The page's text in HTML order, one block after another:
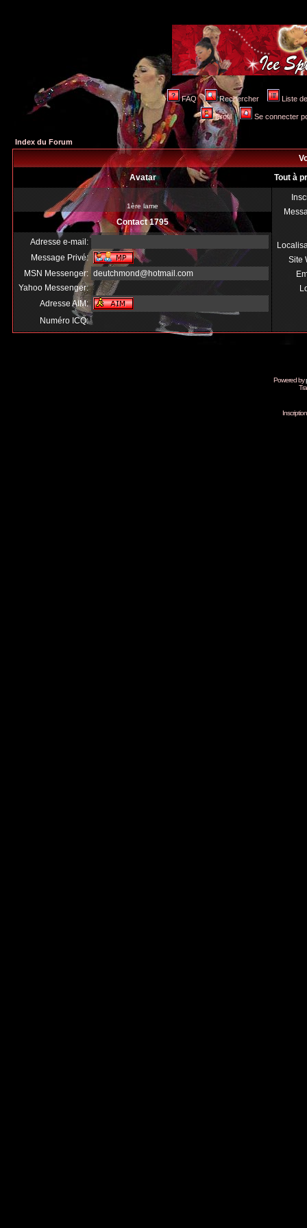
FAQ Rechercher Liste
Profil Se connecter
Index du Forum
Avatar
Tout à
1ère lame
Site
Contact 1795
Adresse e-mail:
Message Privé:
MSN Messenger: deutchmond@hotmail.com
Yahoo Messenger:
Adresse AIM:
Numéro ICQ:
Powered by